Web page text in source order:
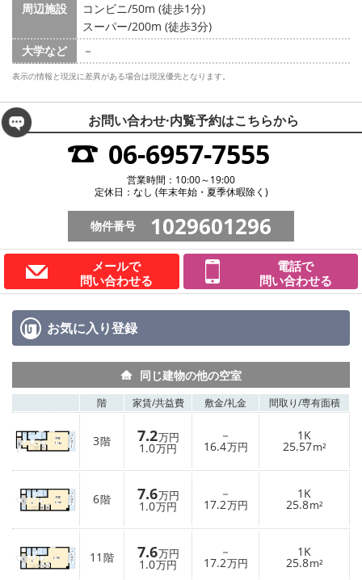
周辺施設
コンビニ/50m (徒歩1分)
スーパー/200m (徒歩3分)
大学など
－
表示の情報と現況に差異がある場合は現況優先となります。
お問い合わせ·内覧予約はこちらから
06-6957-7555
営業時間：10:00～19:00
定休日：なし (年末年始・夏季休暇除く)
物件番号 1029601296
メールで
問い合わせる
電話で
問い合わせる
お気に入り登録
同じ建物の他の空室
階 家賃/共益費 敷金/礼金 間取り/専有面積
3階 7.2万円
1.0万円
－
16.4万円
1K
25.57m²
6階 7.6万円
1.0万円
－
17.2万円
1K
25.8m²
11 階 7.6万円
1.0万円
－
17.2万円
1K
25.8m²